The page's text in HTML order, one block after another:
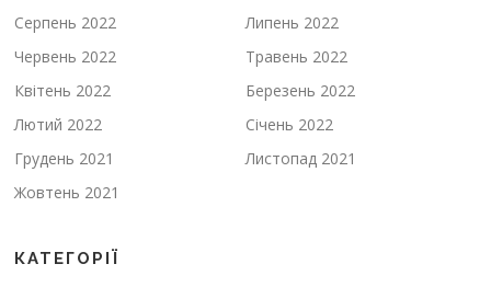
Серпень 2022
Липень 2022
Червень 2022
Травень 2022
Квітень 2022
Березень 2022
Лютий 2022
Січень 2022
Грудень 2021
Листопад 2021
Жовтень 2021
КАТЕГОРІЇ